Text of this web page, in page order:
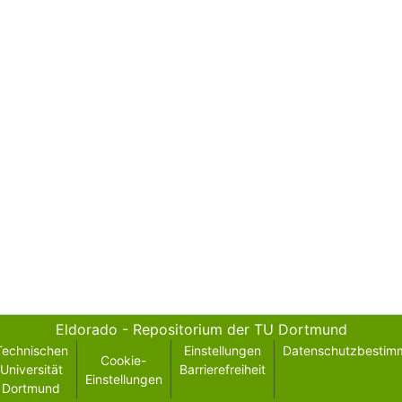
Eldorado - Repositorium der TU Dortmund
Universität
Dortmund
Cookie-
Einstellungen
Einstellungen
Barrierefreiheit